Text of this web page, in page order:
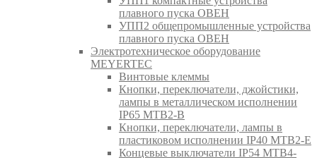
плавного пуска ОВЕН
УПП2 общепромышленные устройства
плавного пуска ОВЕН
Электротехническое оборудование
MEYERTEC
Винтовые клеммы
Кнопки, переключатели, джойстики,
лампы в металлическом исполнении
IP65 MTB2-B
Кнопки, переключатели, лампы в
пластиковом исполнении IP40 MTB2-E
Концевые выключатели IP54 MTB4-